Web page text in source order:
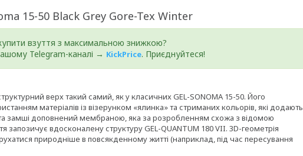
15-50 Black Grey Gore-Tex Winter
взуття з максимальною знижкою?
Telegram-каналі → KickPrice. Приєднуйтеся!
верх такий самий, як у класичних GEL-SONOMA 15-50. Його
матеріалів із візерунком «ялинка» та стриманих кольорів, які додають
замші доповнений мембраною, яка за розробленням схожа з відомою
запозичує вдосконалену структуру GEL-QUANTUM 180 VII. 3D-геометрія
природніше в повсякденному житті (наприклад, під час пересування